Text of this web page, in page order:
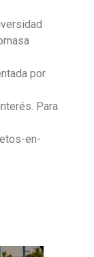
por
Para
en-